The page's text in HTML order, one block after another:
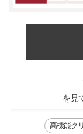
を見
高機能ク